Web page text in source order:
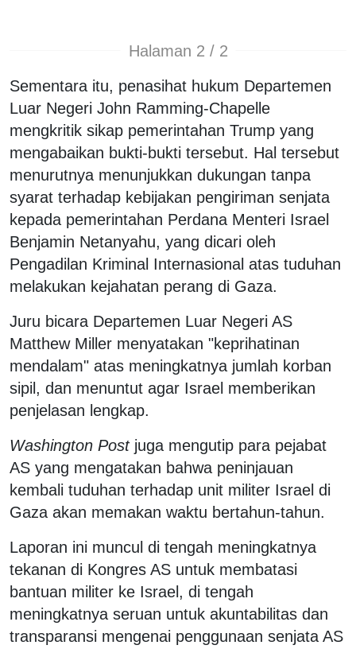
Halaman 2 / 2
Sementara itu, penasihat hukum Departemen
Luar Negeri John Ramming-Chapelle
mengkritik sikap pemerintahan Trump yang
mengabaikan bukti-bukti tersebut. Hal tersebut
menurutnya menunjukkan dukungan tanpa
syarat terhadap kebijakan pengiriman senjata
kepada pemerintahan Perdana Menteri Israel
Benjamin Netanyahu, yang dicari oleh
Pengadilan Kriminal Internasional atas tuduhan
melakukan kejahatan perang di Gaza.
Juru bicara Departemen Luar Negeri AS
Matthew Miller menyatakan "keprihatinan
mendalam" atas meningkatnya jumlah korban
sipil, dan menuntut agar Israel memberikan
penjelasan lengkap.
Washington Postjuga mengutip para pejabat
AS yang mengatakan bahwa peninjauan
kembali tuduhan terhadap unit militer Israel di
Gaza akan memakan waktu bertahun-tahun.
Laporan ini muncul di tengah meningkatnya
tekanan di Kongres AS untuk membatasi
bantuan militer ke Israel, di tengah
meningkatnya seruan untuk akuntabilitas dan
transparansi mengenai penggunaan senjata AS